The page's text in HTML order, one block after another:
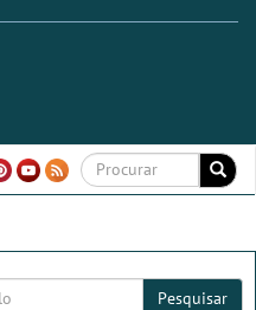
Pesquisar